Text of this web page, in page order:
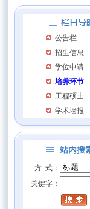
公告栏
招生信息
学位申请
培养环节
工程硕士
学术墙报
站内搜
方 式：
关键字：